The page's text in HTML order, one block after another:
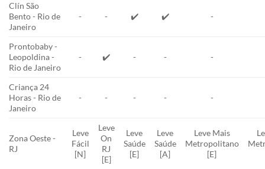
Clín São
Bento - Rio de
Janeiro
- - ✔️ ✔️ -
Prontobaby -
Leopoldina -
Rio de Janeiro
- ✔️ - - -
Criança 24
Horas - Rio de
Janeiro
- - - - -
Zona Oeste -
RJ
Leve
Fácil
[N]
Leve
On
RJ
[E]
Leve
Saúde
[E]
Leve
Saúde
[A]
Leve Mais
Metropolitano
[E]